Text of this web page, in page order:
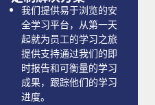
我们提供易于浏览的安
全学习平台，从第一天
起就为员工的学习之旅
提供支持通过我们的即
时报告和可衡量的学习
成果，跟踪他们的学习
进度。